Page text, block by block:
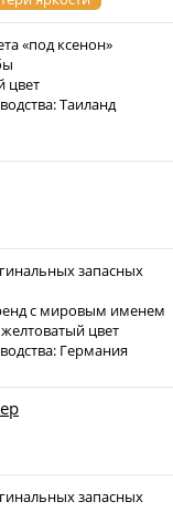
«под ксенон»
цвет
Таиланд
запасных
с мировым именем
цвет
Германия
запасных